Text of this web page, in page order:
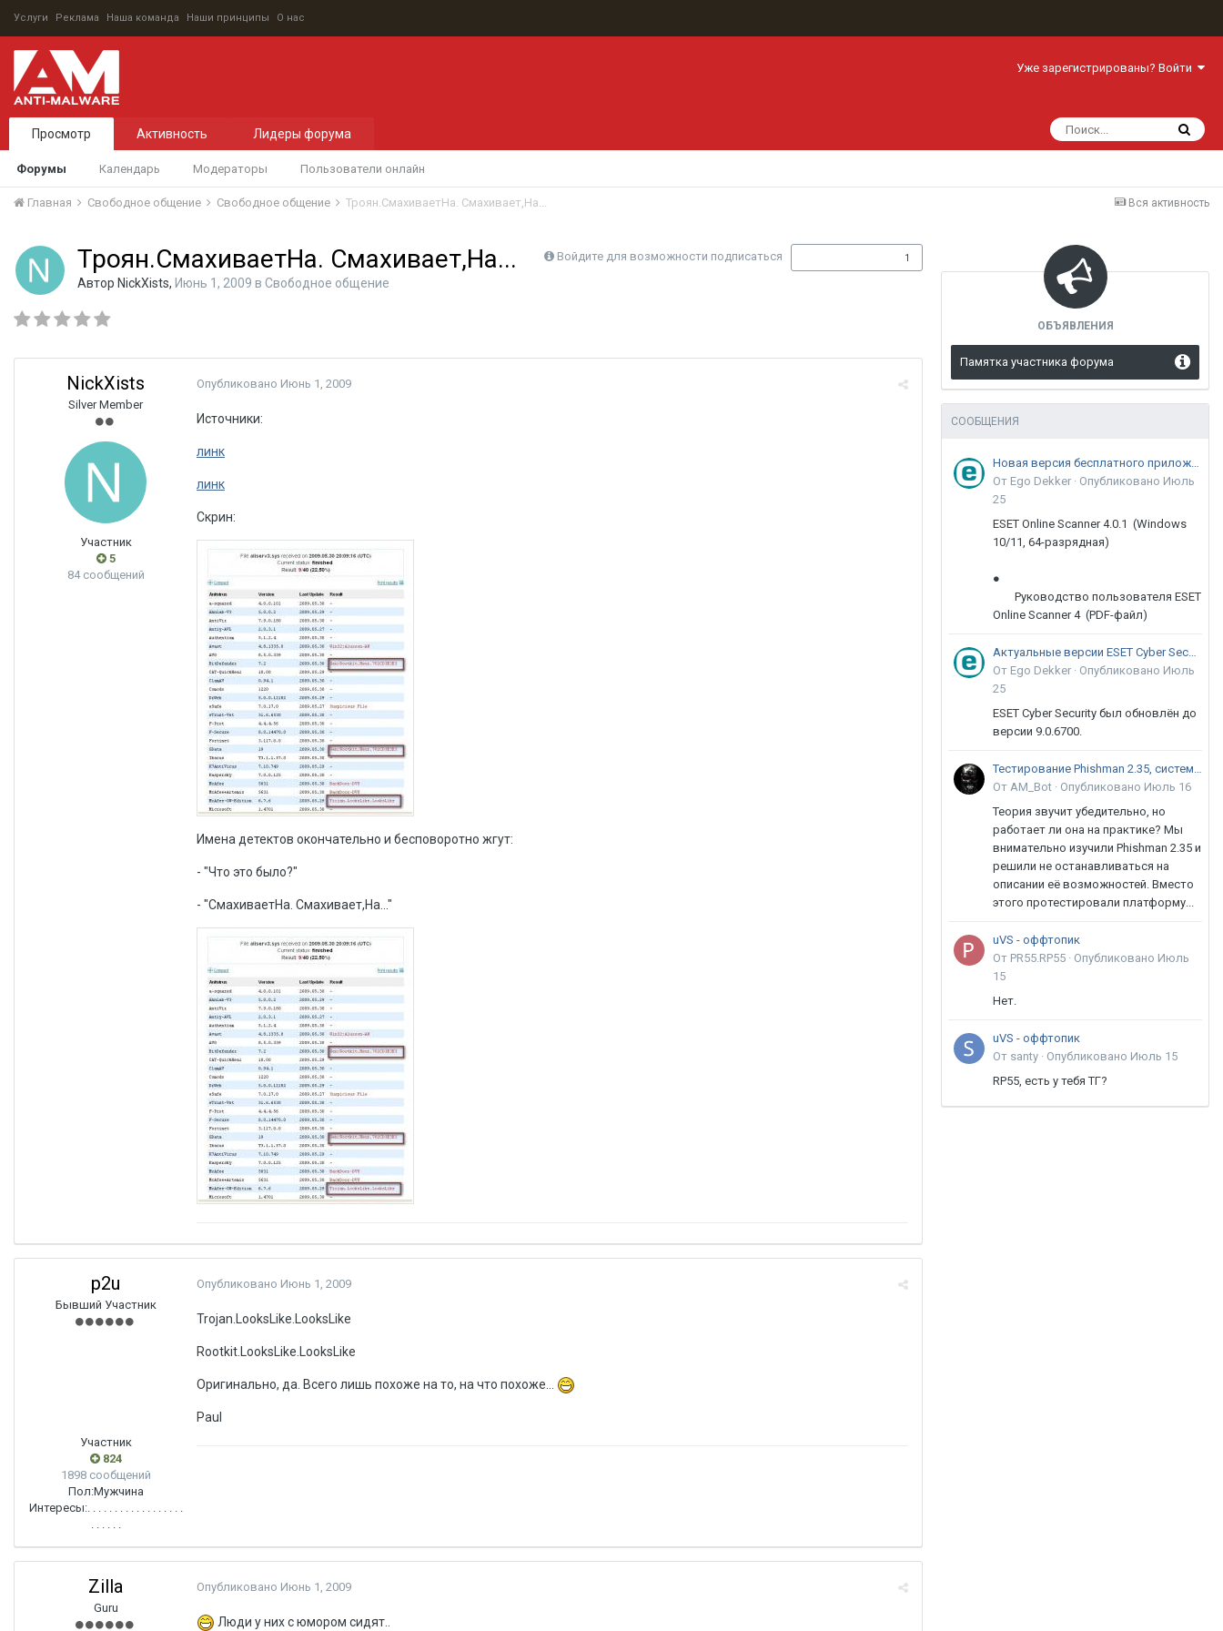
Услуги Реклама Наша команда Наши принципы О нас
Уже зарегистрированы? Войти
Просмотр
Форумы Календарь Модераторы Пользователи онлайн
Активность Лидеры форума
Вся активность
Главная Свободное общение Свободное общение Троян.СмахиваетНа. Смахивает,На...
Войдите для возможности подписаться 1
Троян.СмахиваетНа. Смахивает,На...
Автор NickXists, Июнь 1, 2009 в Свободное общение
NickXists
Silver Member
Участник
5
84 сообщений
Опубликовано Июнь 1, 2009
Источники:
линк
линк
Скрин:
Имена детектов окончательно и бесповоротно жгут:
- "Что это было?"
- "СмахиваетНа. Смахивает,На..."
p2u
Бывший Участник
Участник
824
1898 сообщений
Пол:Мужчина
Интересы:. . . . . . . . . . . . . . . . . .
. . . . . .
Опубликовано Июнь 1, 2009
Trojan.LooksLike.LooksLike
Rootkit.LooksLike.LooksLike
Оригинально, да. Всего лишь похоже на то, на что похоже...
Paul
Zilla
Guru
Опубликовано Июнь 1, 2009
Люди у них с юмором сидят..
ОБЪЯВЛЕНИЯ
Памятка участника форума
СООБЩЕНИЯ
Новая версия бесплатного приложения ESET Online Scanner доступна пользователям
От Ego Dekker · Опубликовано Июль
25
ESET Online Scanner 4.0.1 (Windows
10/11, 64-разрядная)
●
Руководство пользователя ESET
Online Scanner 4 (PDF-файл)
Актуальные версии ESET Cyber Security 9
От Ego Dekker · Опубликовано Июль
25
ESET Cyber Security был обновлён до
версии 9.0.6700.
Тестирование Phishman 2.35, системы повышения осведомлённости пользователей в сфере ИБ
От AM_Bot · Опубликовано Июль 16
Теория звучит убедительно, но
работает ли она на практике? Мы
внимательно изучили Phishman 2.35 и
решили не останавливаться на
описании её возможностей. Вместо
этого протестировали платформу...
uVS - оффтопик
От PR55.RP55 · Опубликовано Июль
15
Нет.
uVS - оффтопик
От santy · Опубликовано Июль 15
RP55, есть у тебя ТГ?